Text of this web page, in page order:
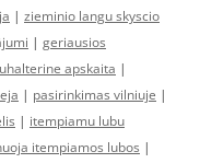
| zieminio langu skyscio
| geriausios
apskaita |
| pasirinkimas vilniuje |
| itempiamu lubu
itempiamos lubos |